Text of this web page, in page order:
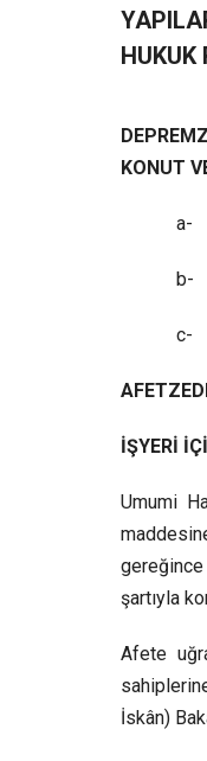
HUKUK
KONUT
a-
b-
c-
İŞYERİ
Umumi
gereğince
şartıyla
Afete
İskân)